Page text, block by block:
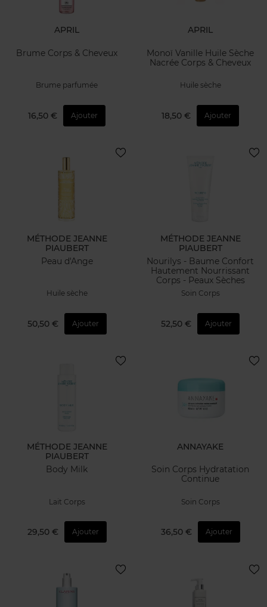
APRIL
Brume Corps & Cheveux
Brume parfumée
16,50 € Ajouter
APRIL
Monoï Vanille Huile Sèche
Nacrée Corps & Cheveux
Huile sèche
18,50 € Ajouter
MÉTHODE JEANNE
PIAUBERT
Peau d'Ange
Huile sèche
50,50 € Ajouter
MÉTHODE JEANNE
PIAUBERT
Nourilys - Baume Confort
Hautement Nourrissant
Corps - Peaux Sèches
Soin Corps
52,50 € Ajouter
MÉTHODE JEANNE
PIAUBERT
Body Milk
Lait Corps
29,50 € Ajouter
ANNAYAKE
Soin Corps Hydratation
Continue
Soin Corps
36,50 € Ajouter